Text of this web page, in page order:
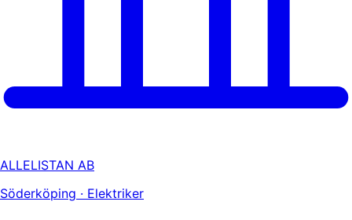
ALLELISTAN AB
Söderköping · Elektriker